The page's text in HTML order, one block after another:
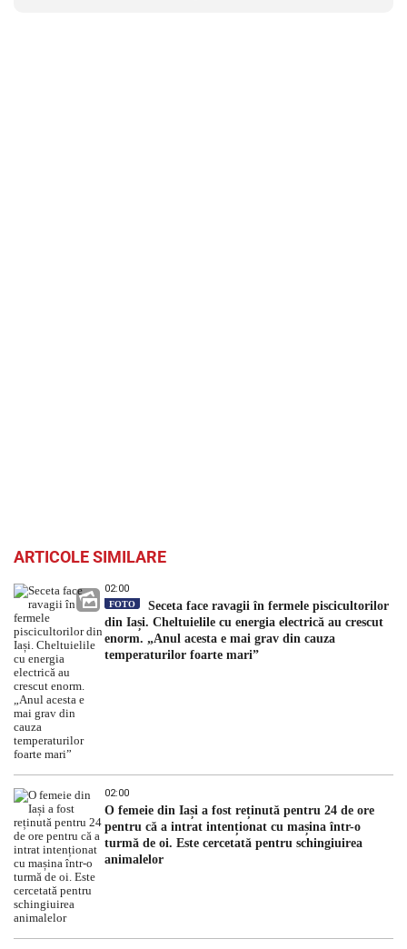
ARTICOLE SIMILARE
02:00
FOTO
Seceta face ravagii în fermele piscicultorilor
din Iași. Cheltuielile cu energia electrică au crescut
enorm. „Anul acesta e mai grav din cauza
temperaturilor foarte mari”
02:00
O femeie din Iași a fost reținută pentru 24 de ore
pentru că a intrat intenționat cu mașina într-o
turmă de oi. Este cercetată pentru schingiuirea
animalelor